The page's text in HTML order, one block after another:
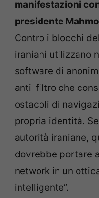
manifestazioni
presidente
Contro i blocchi
iraniani utilizzano
software di
anti-filtro che
ostacoli di
propria identità.
autorità iraniane,
dovrebbe portare
network in un
intelligente”.